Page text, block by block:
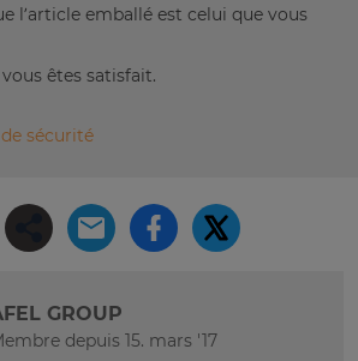
l’article emballé est celui que vous
êtes satisfait.
sécurité
GROUP
depuis 15. mars '17